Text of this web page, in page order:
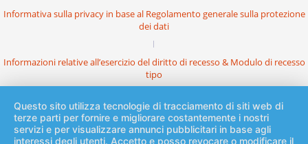
Informativa sulla privacy in base al Regolamento generale sulla protezione
dei dati
Informazioni relative all’esercizio del diritto di recesso & Modulo di recesso
tipo
Questo sito utilizza tecnologie di tracciamento di siti web di
terze parti per fornire e migliorare costantemente i nostri
servizi e per visualizzare annunci pubblicitari in base agli
interessi degli utenti. Accetto e posso revocare o modificare il